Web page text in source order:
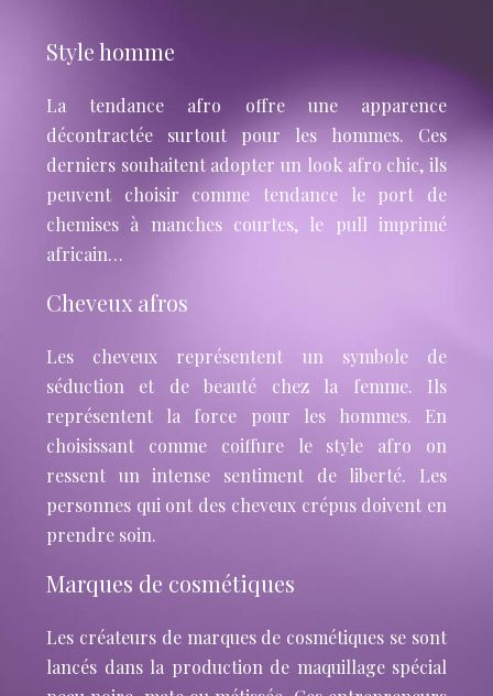
Style homme
La tendance afro offre une apparence
décontractée surtout pour les hommes. Ces
derniers souhaitent adopter un look afro chic, ils
peuvent choisir comme tendance le port de
chemises à manches courtes, le pull imprimé
africain…
Cheveux afros
Les cheveux représentent un symbole de
séduction et de beauté chez la femme. Ils
représentent la force pour les hommes. En
choisissant comme coiffure le style afro on
ressent un intense sentiment de liberté. Les
personnes qui ont des cheveux crépus doivent en
prendre soin.
Marques de cosmétiques
Les créateurs de marques de cosmétiques se sont
lancés dans la production de maquillage spécial